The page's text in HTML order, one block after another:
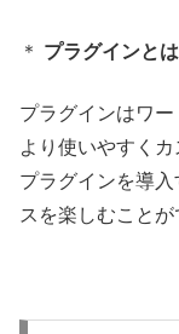
＊ プラグインとは
プラグインはワー
より使いやすく
プラグインを導
スを楽しむことが